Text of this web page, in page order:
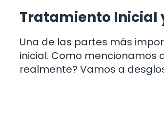
Tratamiento Inicial
Una de las partes más
inicial. Como mencionamos
realmente? Vamos a